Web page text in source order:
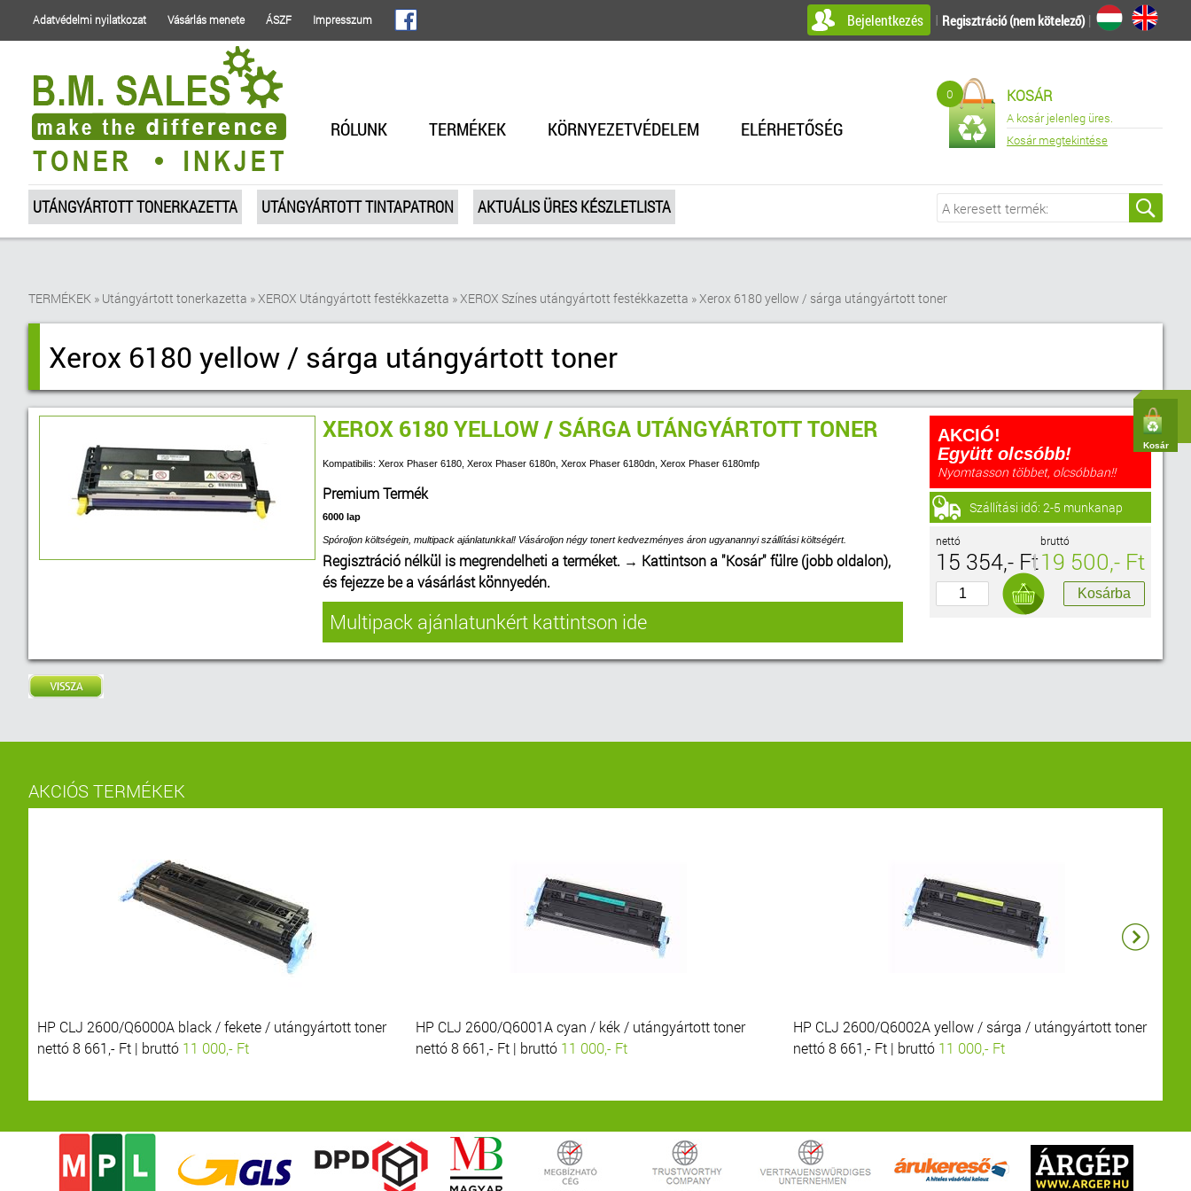
Kosár
Adatvédelmi nyilatkozat Vásárlás menete ÁSZF Impresszum Bejelentkezés I Regisztráció (nem kötelező)|
RÓLUNK TERMÉKEK KÖRNYEZETVÉDELEM ELÉRHETŐSÉG
0 KOSÁR
A kosár jelenleg üres.
Kosár megtekintése
UTÁNGYÁRTOTT TONERKAZETTA UTÁNGYÁRTOTT TINTAPATRON AKTUÁLIS ÜRES KÉSZLETLISTA
TERMÉKEK » Utángyártott tonerkazetta »XEROX Utángyártott festékkazetta »XEROX Színes utángyártott festékkazetta »Xerox 6180 yellow / sárga utángyártott toner
Xerox 6180 yellow / sárga utángyártott toner
XEROX 6180 YELLOW / SÁRGA UTÁNGYÁRTOTT TONER
Kompatibilis: Xerox Phaser 6180, Xerox Phaser 6180n, Xerox Phaser 6180dn, Xerox Phaser 6180mfp
Premium Termék
6000 lap
Spóroljon költségein, multipack ajánlatunkkal! Vásároljon négy tonert kedvezményes áron ugyanannyi szállítási költségért.
Regisztráció nélkül is megrendelheti a terméket. → Kattintson a "Kosár" fülre (jobb oldalon),
és fejezze be a vásárlást könnyedén.
Multipack ajánlatunkért kattintson ide
AKCIÓ!
Együtt olcsóbb!
Nyomtasson többet, olcsóbban!!
Szállítási idő: 2-5 munkanap
nettó
15 354,- Ft
bruttó
19 500,- Ft
AKCIÓS TERMÉKEK
HP CLJ 2600/Q6000A black / fekete / utángyártott toner
nettó 8 661,- Ft | bruttó 11 000,- Ft
HP CLJ 2600/Q6001A cyan / kék / utángyártott toner
nettó 8 661,- Ft | bruttó 11 000,- Ft
HP CLJ 2600/Q6002A yellow / sárga / utángyártott toner
nettó 8 661,- Ft | bruttó 11 000,- Ft